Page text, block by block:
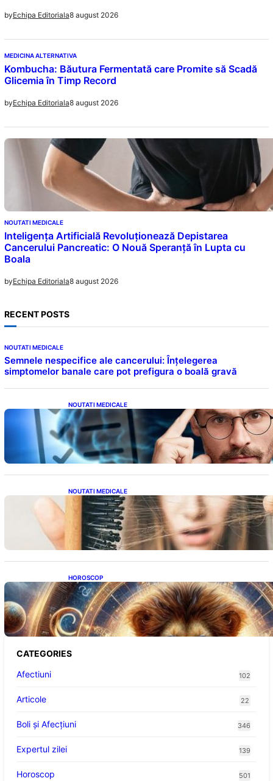
byEchipa Editoriala8 august 2026
MEDICINA ALTERNATIVA
Kombucha: Băutura Fermentată care Promite să Scadă
Glicemia în Timp Record
byEchipa Editoriala8 august 2026
NOUTATI MEDICALE
Inteligența Artificială Revoluționează Depistarea
Cancerului Pancreatic: O Nouă Speranță în Lupta cu
Boala
byEchipa Editoriala8 august 2026
RECENT POSTS
NOUTATI MEDICALE
Semnele nespecifice ale cancerului: Înțelegerea
simptomelor banale care pot prefigura o boală gravă
NOUTATI MEDICALE
Inteligența dincolo de note: Semnele unui IQ
ridicat care nu țin de școală
NOUTATI MEDICALE
Semnele unei deficiențe de proteine:
Impactul asupra sănătății tale
HOROSCOP
Portalul Leului 8/8: Oportunități de
Abundență pentru Cinci Zodii în 2026
CATEGORIES
Afectiuni
102
Articole 22
Boli și Afecțiuni 346
Expertul zilei 139
Horoscop 501